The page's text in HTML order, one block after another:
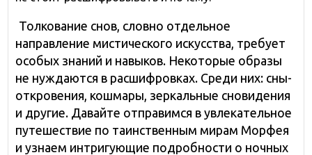
Толкование снов, словно отдельное
направление мистического искусства, требует
особых знаний и навыков. Некоторые образы
не нуждаются в расшифровках. Среди них: сны-
откровения, кошмары, зеркальные сновидения
и другие. Давайте отправимся в увлекательное
путешествие по таинственным мирам Морфея
и узнаем интригующие подробности о ночных